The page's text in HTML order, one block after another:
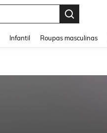
Infantil Roupas masculinas